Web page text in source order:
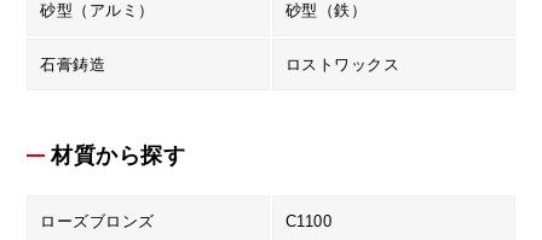
砂型（アルミ） 砂型（鉄）
石膏鋳造 ロストワックス
材質から探す
ローズブロンズ C1100